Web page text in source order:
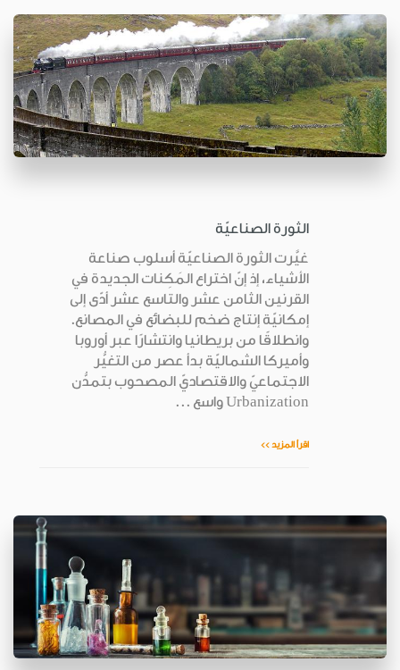
الثورة الصناعيّة
غيَّرت الثورة الصناعيّة أسلوب صناعة
الأشياء، إذ إنّ اختراع المَكِنات الجديدة في
القرنين الثامن عشر والتاسع عشر أدّى إلى
إمكانيّة إنتاج ضخم للبضائع في المصانع.
وانطلاقًا من بريطانيا وانتشارًا عبر أوروبا
وأميركا الشماليّة بدأ عصر من التغيُّر
الاجتماعيّ والاقتصاديّ المصحوب بتمدُّن
Urbanization واسع ...
اقرأ المزيد >>